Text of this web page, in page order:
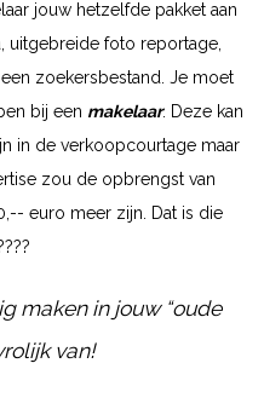
jouw hetzelfde pakket aan
uitgebreide foto reportage,
zoekersbestand. Je moet
bij een makelaar. Deze kan
in de verkoopcourtage maar
zou de opbrengst van
euro meer zijn. Dat is die
maken in jouw “oude
van!